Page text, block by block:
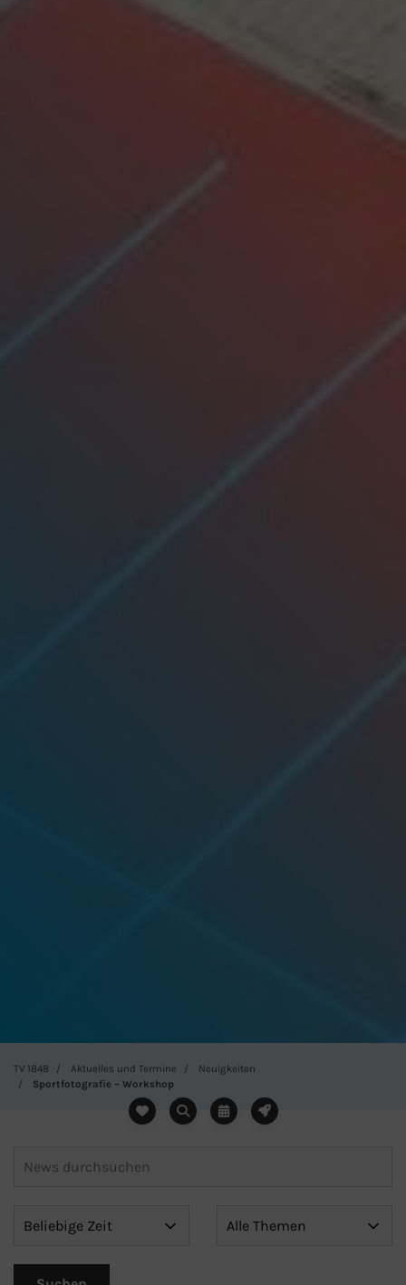
TV 1848 Aktuelles und Termine
Neuigkeiten
Sportfotografie – Workshop